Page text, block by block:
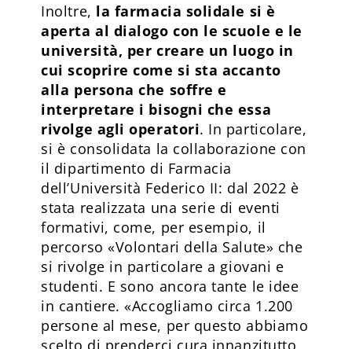
Inoltre, la farmacia solidale si è
aperta al dialogo con le scuole e le
università, per creare un luogo in
cui scoprire come si sta accanto
alla persona che soffre e
interpretare i bisogni che essa
rivolge agli operatori. In particolare,
si è consolidata la collaborazione con
il dipartimento di Farmacia
dell’Università Federico II: dal 2022 è
stata realizzata una serie di eventi
formativi, come, per esempio, il
percorso «Volontari della Salute» che
si rivolge in particolare a giovani e
studenti. E sono ancora tante le idee
in cantiere. «Accogliamo circa 1.200
persone al mese, per questo abbiamo
scelto di prenderci cura innanzitutto